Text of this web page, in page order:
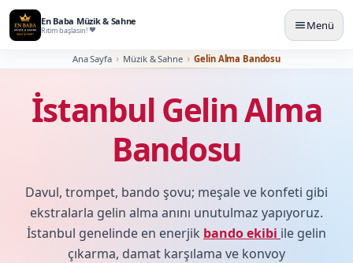
En Baba Müzik & Sahne
Ritim başlasın! Menü
Ana Sayfa Müzik & Sahne Gelin Alma Bandosu
İstanbul Gelin Alma
Bandosu
Davul, trompet, bando şovu; meşale ve konfeti gibi
ekstralarla gelin alma anını unutulmaz yapıyoruz.
İstanbul genelinde en enerjik bando ekibi ile gelin
çıkarma, damat karşılama ve konvoy